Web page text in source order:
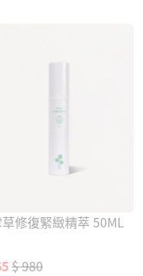
修復緊緻精萃 50ML
$ 980